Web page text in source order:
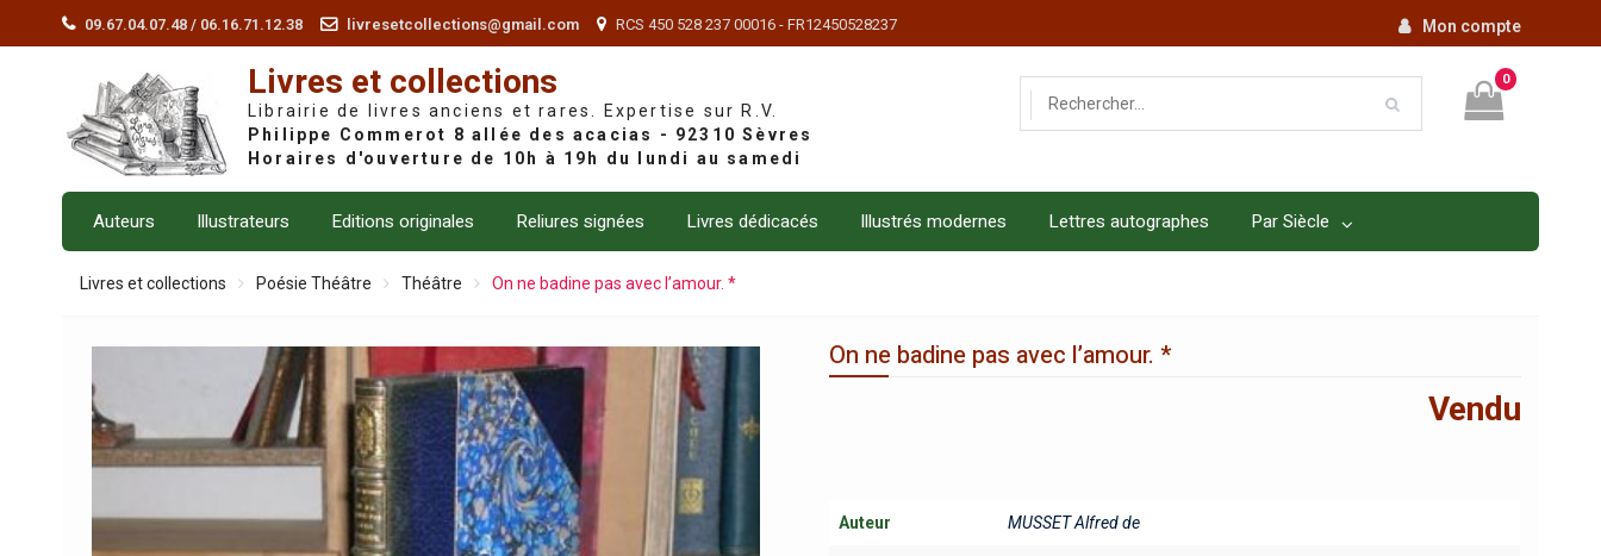
09.67.04.07.48 / 06.16.71.12.38 livresetcollections@gmail.com RCS 450 528 237 00016 - FR12450528237 Mon compte
Livres et collections
Librairie de livres anciens et rares. Expertise sur R.V.
0
Auteurs Illustrateurs Editions originales Reliures signées Livres dédicacés Illustrés modernes Lettres autographes Par Siècle
Livres et collections Poésie Théâtre Théâtre On ne badine pas avec l’amour. *
On ne badine pas avec l’amour. *
Vendu
Auteur MUSSET Alfred de